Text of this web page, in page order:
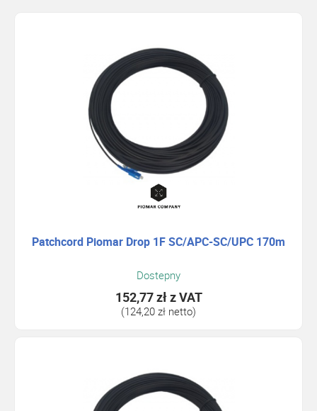
Patchcord Piomar Drop 1F SC/APC-SC/UPC 170m
Dostepny
152,77 złz VAT
(124,20 zł netto)